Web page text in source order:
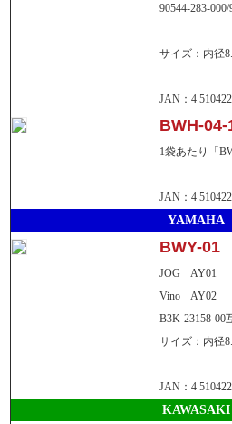
A6パッド重要なお知らせ
事業活動を通じて、地域課題の
90544-283-
サイズ：内径
JAN：4
BWH-04-
1袋あたり「
JAN：4
YAMAHA
BWY-01
JOG AY01
Vino AY02
B3K-23158-00
サイズ：内
JAN：4
KAWASAKI